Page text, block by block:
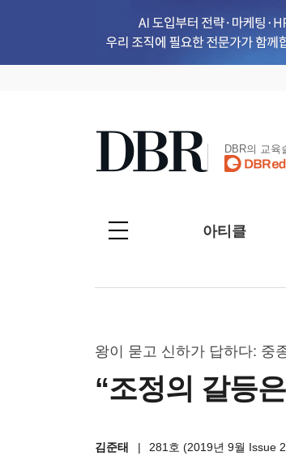
DBR의 교육
아티클
왕이 묻고 신하가 답하다: 중
“조정의 갈등
김준태 | 281호 (2019년 9월 Issue